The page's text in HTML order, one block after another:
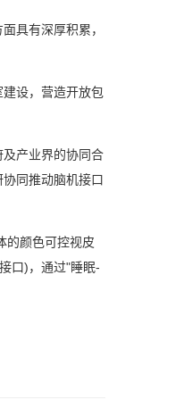
具有深厚积累，
设，营造开放包
产业界的协同合
同推动脑机接口
的颜色可控视皮
口)，通过"睡眠-